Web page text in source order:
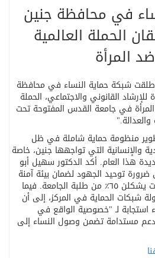
في محافظة جنين
الحملة العالمية
المرأة
| ١ كانون الأول ٢٠٢٥ - أطلقت شبكة حماية النساء في محافظة
للإرشاد القانوني والاجتماعي، الحملة
في جامعة القدس المفتوحة تحت
".
منظومة حماية شاملة في ظل
والإنسانية التي تواجهها جنين، خاصة
هذا العام. أكد الدكتور سهيل أبو
ضرورة توحيد الجهود لضمان بيئة آمنة
للنساء، مشيراً إلى أن الطالبات يشكلن ٦٥٪ من طلبة الجامعة. فيما
شبكات الحماية في المركز، إلى أن
لـ"خصوصية الواقع في
مستدامة تضمن وصول النساء إلى